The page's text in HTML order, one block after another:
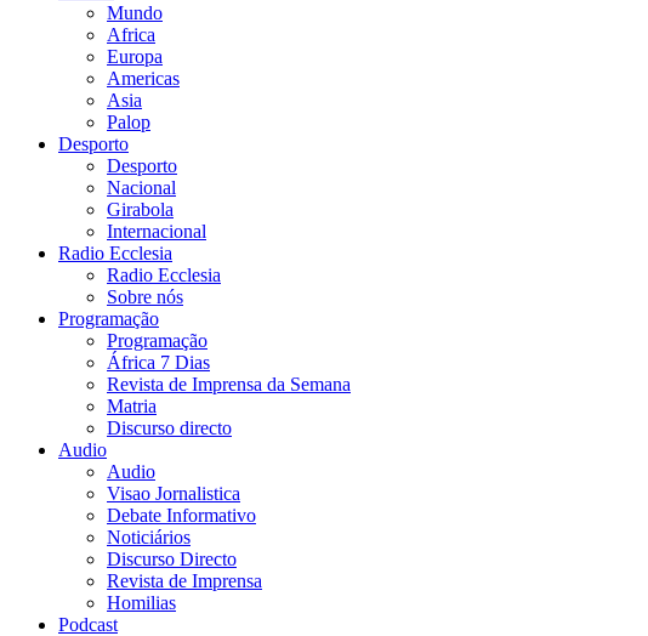
Mundo
Africa
Europa
Americas
Asia
Palop
Desporto
Desporto
Nacional
Girabola
Internacional
Radio Ecclesia
Radio Ecclesia
Sobre nós
Programação
Programação
África 7 Dias
Revista de Imprensa da Semana
Matria
Discurso directo
Audio
Audio
Visao Jornalistica
Debate Informativo
Noticiários
Discurso Directo
Revista de Imprensa
Homilias
Podcast